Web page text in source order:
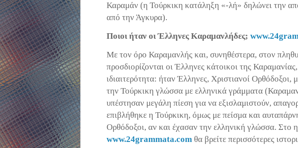
Καραμάν (η Τούρκικη κατάληξη «-λή» δηλώνει την
από την Άγκυρα).
Ποιοι ήταν οι Έλληνες Καραμανλήδες; www.24
Με τον όρο Καραμανλής και, συνηθέστερα, στον
προσδιορίζονται οι Έλληνες κάτοικοι της Καραμανίας
ιδιαιτερότητα: ήταν Έλληνες, Χριστιανοί Ορθόδοξοι,
την Τούρκικη γλώσσα με ελληνικά γράμματα (
υπέστησαν μεγάλη πίεση για να εξισλαμιστούν,
επιβλήθηκε η Τούρκικη, όμως με πείσμα και
Ορθόδοξοι, αν και έχασαν την ελληνική γλώσσα. Στο
www.24grammata.com θα βρείτε περισσότερες